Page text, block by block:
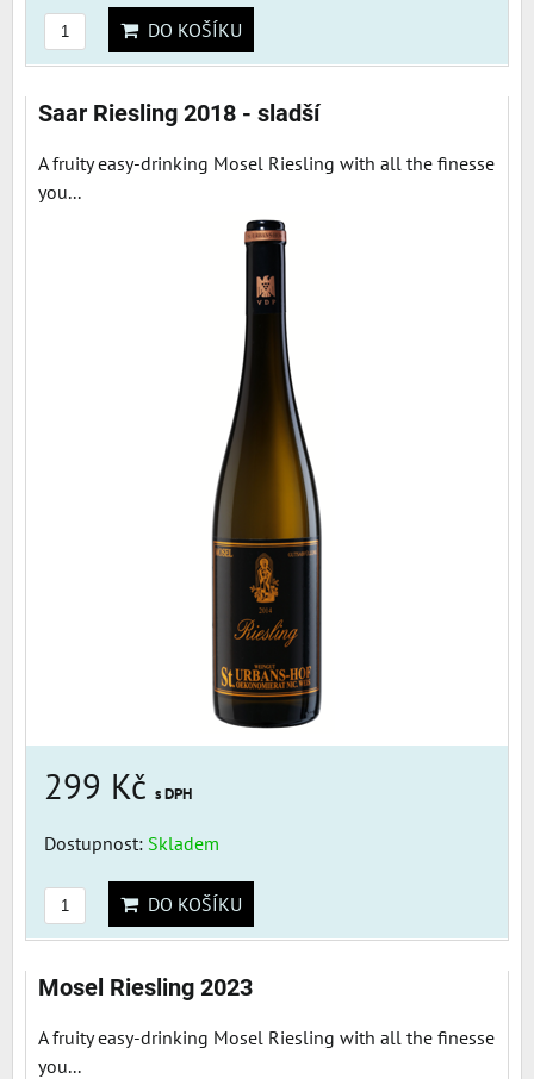
DO KOŠÍKU
Saar Riesling 2018 - sladší
A fruity easy-drinking Mosel Riesling with all the finesse
you...
299 Kč s DPH
Dostupnost: Skladem
DO KOŠÍKU
Mosel Riesling 2023
A fruity easy-drinking Mosel Riesling with all the finesse
you...